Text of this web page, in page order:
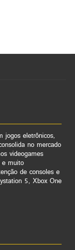
jogos eletrônicos,
no mercado
videogames
e muito
de consoles e
5, Xbox One